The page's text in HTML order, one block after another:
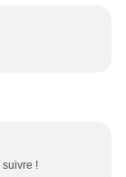
suivre !